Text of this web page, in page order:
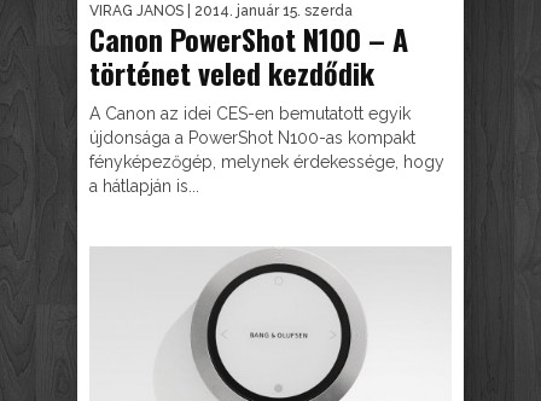
VIRAG JANOS | 2014. január 15. szerda
Canon PowerShot N100 – A
történet veled kezdődik
A Canon az idei CES-en bemutatott egyik
újdonsága a PowerShot N100-as kompakt
fényképezőgép, melynek érdekessége, hogy
a hátlapján is...